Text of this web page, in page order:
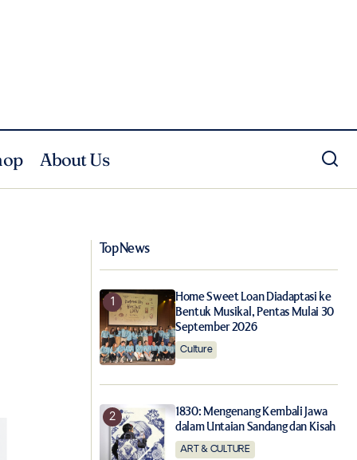
About Us
Top News
Home Sweet Loan Diadaptasi ke
Bentuk Musikal, Pentas Mulai 30
September 2026
Culture
1830: Mengenang Kembali Jawa
dalam Untaian Sandang dan Kisah
ART & CULTURE